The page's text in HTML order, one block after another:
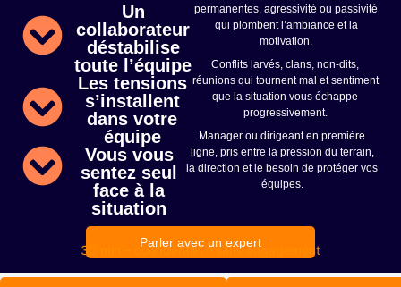
Un
collaborateur
déstabilise
toute l’équipe
permanentes, agressivité ou passivité
qui plombent l’ambiance et la
motivation.
Les tensions
s’installent
dans votre
équipe
Conflits larvés, clans, non-dits,
réunions qui tournent mal et sentiment
que la situation vous échappe
progressivement.
Vous vous
sentez seul
face à la
situation
Manager ou dirigeant en première
ligne, pris entre la pression du terrain,
la direction et le besoin de protéger vos
équipes.
Parler avec un expert
30 min – confidentiel – sans engagement